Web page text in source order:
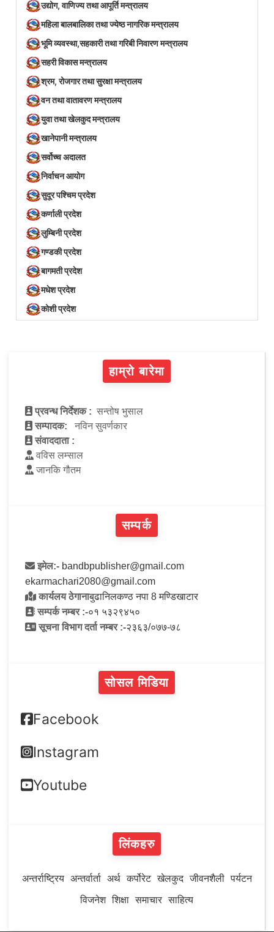
उद्योग, वाणिज्य तथा आपूर्ति मन्त्रालय
महिला बालबालिका तथा ज्येष्ठ नागरिक मन्त्रालय
भूमि व्यवस्था,सहकारी तथा गरिबी निवारण मन्त्रालय
सहरी विकास मन्त्रालय
श्रम, रोजगार तथा सुरक्षा मन्त्रालय
वन तथा वातावरण मन्त्रालय
युवा तथा खेलकुद मन्त्रालय
खानेपानी मन्त्रालय
सर्वोच्च अदालत
निर्वाचन आयोग
सुदूर पश्चिम प्रदेश
कर्णाली प्रदेश
लुम्बिनी प्रदेश
गण्डकी प्रदेश
बागमती प्रदेश
मधेश प्रदेश
कोशी प्रदेश
हाम्रो बारेमा
प्रवन्ध निर्देशक : सन्तोष भुसाल
सम्पादक:
नविन सुवर्णकार
संवाददाता :
वविस लम्साल
जानकि गौतम
सम्पर्क
इमेल:- bandbpublisher@gmail.com
ekarmachari2080@gmail.com
कार्यलय ठेगानाबुढानिलकण्ठ नपा 8 मण्डिखाटार
सम्पर्क नम्बर :-०१ ५३२९४५०
सूचना विभाग दर्ता नम्बर :-२३६३/०७७-७८
सोसल मिडिया
Facebook
Instagram
Youtube
लिंकहरु
अन्तर्राष्ट्रिय अन्तर्वार्ता अर्थ कर्पोरेट खेलकुद जीवनशैली पर्यटन
विजनेश शिक्षा समाचार साहित्य